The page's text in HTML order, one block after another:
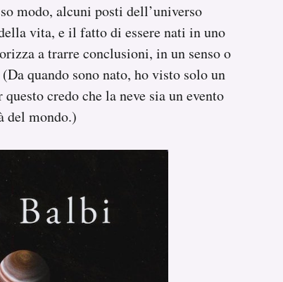
modo, alcuni posti dell’universo
vita, e il fatto di essere nati in uno
a trarre conclusioni, in un senso o
quando sono nato, ho visto solo un
credo che la neve sia un evento
del mondo.)